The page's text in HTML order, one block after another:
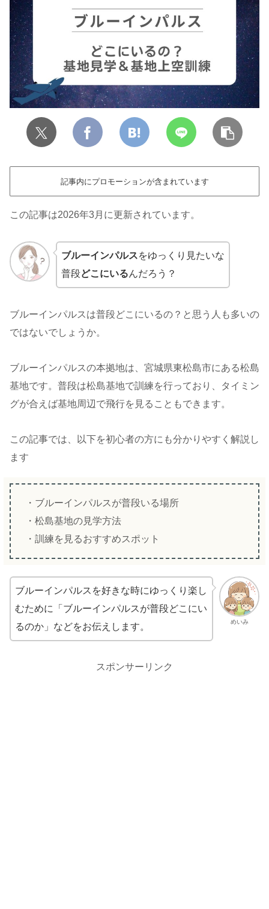
記事内にプロモーションが含まれています
この記事は2026年3月に更新されています。
ブルーインパルスをゆっくり見たいな
普段どこにいるんだろう？
ブルーインパルスは普段どこにいるの？と思う人も多いの
ではないでしょうか。
ブルーインパルスの本拠地は、宮城県東松島市にある松島
基地です。普段は松島基地で訓練を行っており、タイミン
グが合えば基地周辺で飛行を見ることもできます。
この記事では、以下を初心者の方にも分かりやすく解説し
ます
・ブルーインパルスが普段いる場所
・松島基地の見学方法
・訓練を見るおすすめスポット
めいみ
ブルーインパルスを好きな時にゆっくり楽し
むために「ブルーインパルスが普段どこにい
るのか」などをお伝えします。
スポンサーリンク